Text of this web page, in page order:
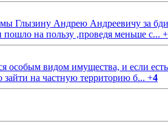
Глызину Андрею Андреевичу за
на пользу ,проведя меньше с... +
видом имущества, и если
на частную территорию б... +4